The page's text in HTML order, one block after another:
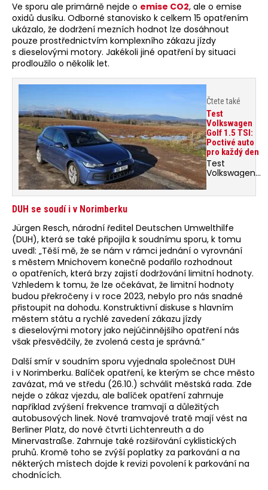
Ve sporu ale primárně nejde o emise CO2, ale o emise
oxidů dusíku. Odborné stanovisko k celkem 15 opatřením
ukázalo, že dodržení mezních hodnot lze dosáhnout
pouze prostřednictvím komplexního zákazu jízdy
s dieselovými motory. Jakékoli jiné opatření by situaci
prodloužilo o několik let.
Čtete také
Test
Volkswagen
Golf 1.5 TSI:
Poctivé auto
pro každý den
Test
Volkswagen
To by se
o všech jeho
modelech
rozhodně
říct nedalo,
ale základní
motorizace
Volkswagenu
Golf to
a aktuálně
skvěle
výbavy
People
vrchovatě
naplňuje.
DUH se soudí i v Norimberku
Jürgen Resch, národní ředitel Deutschen Umwelthilfe
(DUH), která se také připojila k soudnímu sporu, k tomu
uvedl: „Těší mě, že se nám v rámci jednání o vyrovnání
s městem Mnichovem konečně podařilo rozhodnout
o opatřeních, která brzy zajistí dodržování limitní hodnoty.
Vzhledem k tomu, že lze očekávat, že limitní hodnoty
budou překročeny i v roce 2023, nebylo pro nás snadné
přistoupit na dohodu. Konstruktivní diskuse s hlavním
městem státu a rychlé zavedení zákazu jízdy
s dieselovými motory jako nejúčinnějšího opatření nás
však přesvědčily, že zvolená cesta je správná.“
Další smír v soudním sporu vyjednala společnost DUH
i v Norimberku. Balíček opatření, ke kterým se chce město
zavázat, má ve středu (26.10.) schválit městská rada. Zde
nejde o zákaz vjezdu, ale balíček opatření zahrnuje
například zvýšení frekvence tramvají a důležitých
autobusových linek. Nové tramvajové tratě mají vést na
Berliner Platz, do nové čtvrti Lichtenreuth a do
Minervastraße. Zahrnuje také rozšiřování cyklistických
pruhů. Kromě toho se zvýší poplatky za parkování a na
některých místech dojde k revizi povolení k parkování na
chodnících.